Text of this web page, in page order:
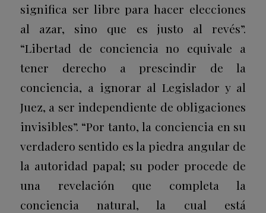
significa ser libre para hacer elecciones
al azar, sino que es justo al revés”.
“Libertad de conciencia no equivale a
tener derecho a prescindir de la
conciencia, a ignorar al Legislador y al
Juez, a ser independiente de obligaciones
invisibles”. “Por tanto, la conciencia en su
verdadero sentido es la piedra angular de
la autoridad papal; su poder procede de
una revelación que completa la
conciencia natural, la cual está